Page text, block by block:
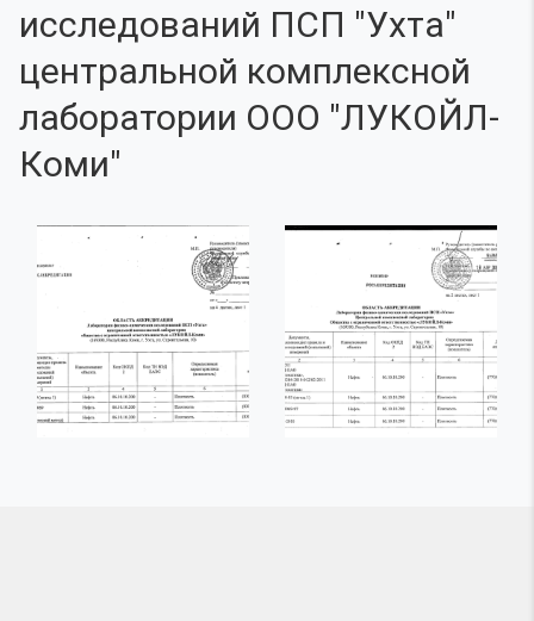
исследований ПСП "Ухта"
центральной комплексной
лаборатории ООО "ЛУКОЙЛ-
Коми"